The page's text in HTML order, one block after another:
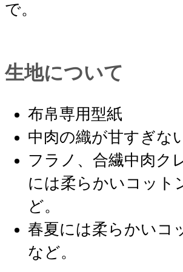
で。
生地について
布帛専用型紙
中肉の織が甘すぎな
フラノ、合繊中肉ク
には柔らかいコット
ど。
春夏には柔らかいコ
など。